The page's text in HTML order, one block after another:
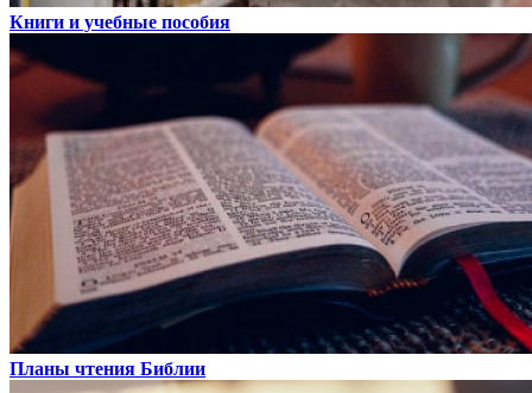
Книги и учебные пособия
Планы чтения Библии